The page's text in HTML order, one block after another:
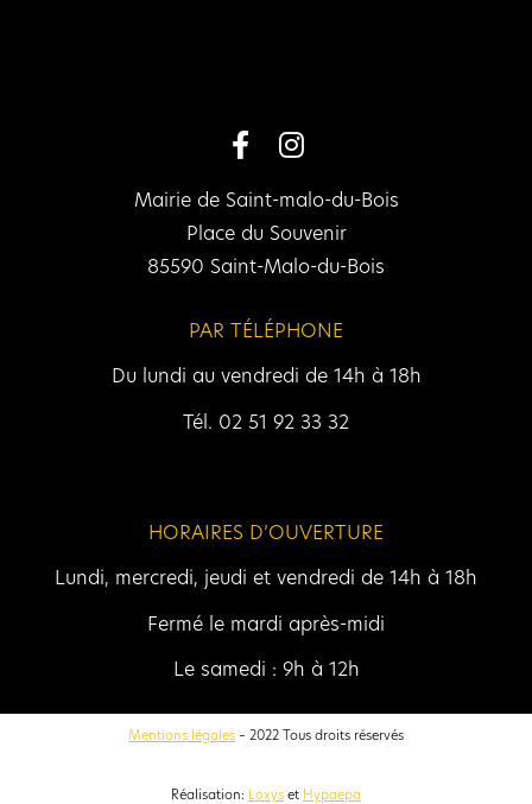
Mairie de Saint-malo-du-Bois
Place du Souvenir
85590 Saint-Malo-du-Bois
PAR TÉLÉPHONE
Du lundi au vendredi de 14h à 18h
Tél. 02 51 92 33 32
HORAIRES D’OUVERTURE
Lundi, mercredi, jeudi et vendredi de 14h à 18h
Fermé le mardi après-midi
Le samedi : 9h à 12h
Mentions légales– 2022 Tous droits réservés
Réalisation: Loxyset Hypaepa